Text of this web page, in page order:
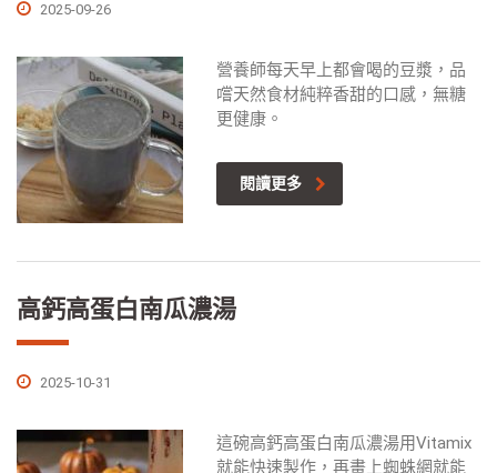
2025-09-26
營養師每天早上都會喝的豆漿，品
嚐天然食材純粹香甜的口感，無糖
更健康。
閱讀更多
高鈣高蛋白南瓜濃湯
2025-10-31
這碗高鈣高蛋白南瓜濃湯用Vitamix
就能快速製作，再畫上蜘蛛網就能